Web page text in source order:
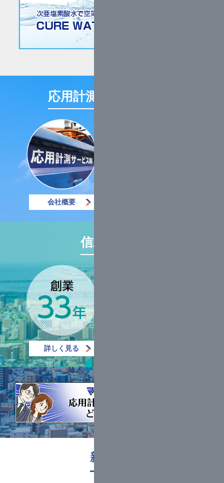
応用計測サービスとは
会社概要
信頼の実績
詳しく見る
新着情報